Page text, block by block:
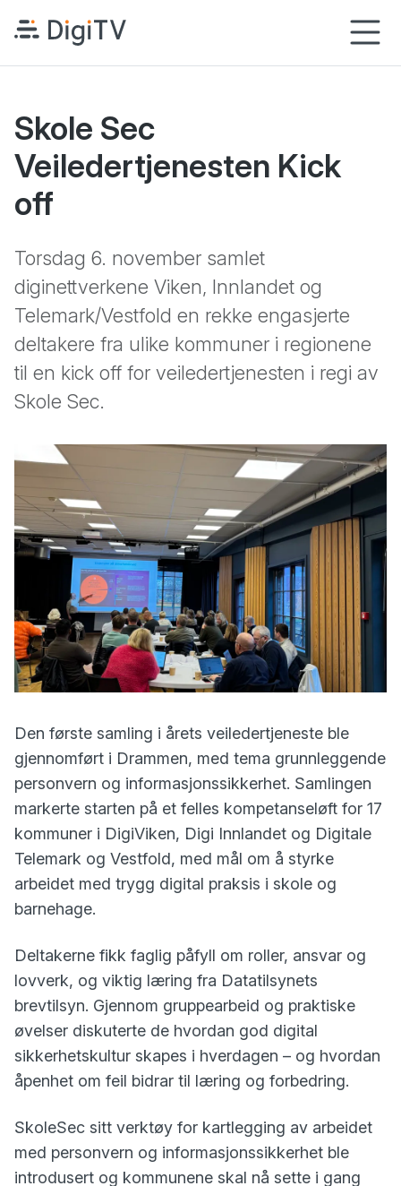
Hopp til hovedinnhold
Skole Sec
Veiledertjenesten Kick
off
Torsdag 6. november samlet
diginettverkene Viken, Innlandet og
Telemark/Vestfold en rekke engasjerte
deltakere fra ulike kommuner i regionene
til en kick off for veiledertjenesten i regi av
Skole Sec.
Den første samling i årets veiledertjeneste ble
gjennomført i Drammen, med tema grunnleggende
personvern og informasjonssikkerhet. Samlingen
markerte starten på et felles kompetanseløft for 17
kommuner i DigiViken, Digi Innlandet og Digitale
Telemark og Vestfold, med mål om å styrke
arbeidet med trygg digital praksis i skole og
barnehage.
Deltakerne fikk faglig påfyll om roller, ansvar og
lovverk, og viktig læring fra Datatilsynets
brevtilsyn. Gjennom gruppearbeid og praktiske
øvelser diskuterte de hvordan god digital
sikkerhetskultur skapes i hverdagen – og hvordan
åpenhet om feil bidrar til læring og forbedring.
SkoleSec sitt verktøy for kartlegging av arbeidet
med personvern og informasjonssikkerhet ble
introdusert og kommunene skal nå sette i gang